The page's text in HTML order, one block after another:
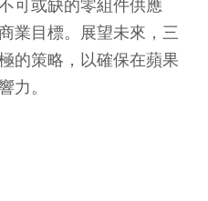
可或缺的零組件供應
業目標。展望未來，三
的策略，以確保在蘋果
力。